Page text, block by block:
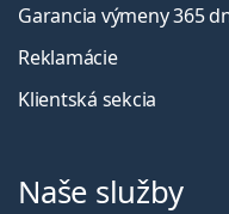
Garancia výmeny 365
Reklamácie
Klientská sekcia
Naše služby